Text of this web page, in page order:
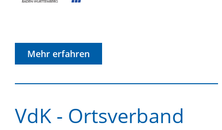
Mehr erfahren
VdK - Ortsverband